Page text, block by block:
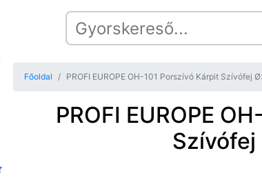
Főoldal PROFI EUROPE OH-101 Porszívó Kárpit Szívófej
PROFI EUROPE